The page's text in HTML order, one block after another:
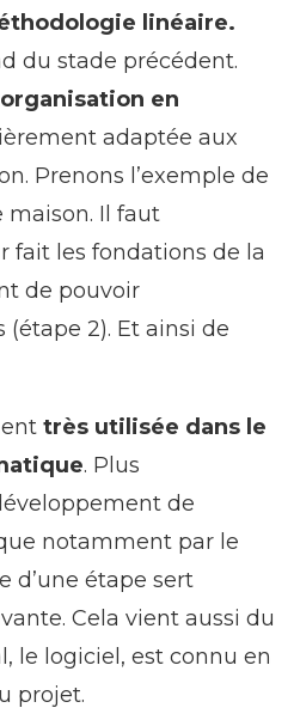
linéaire.
du stade précédent.
organisation en
adaptée aux
Prenons l’exemple de
maison. Il faut
fait les fondations de la
de pouvoir
2). Et ainsi de
très utilisée dans le
. Plus
de
notamment par le
d’une étape sert
Cela vient aussi du
le logiciel, est connu en
projet.